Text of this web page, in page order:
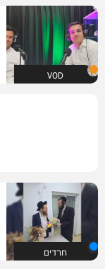
VOD
חרדים